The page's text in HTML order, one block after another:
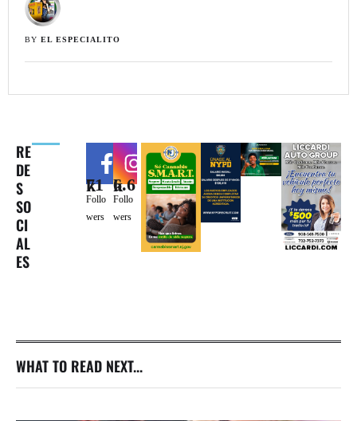
BY EL ESPECIALITO
RE
DE
S
SO
CI
AL
ES
71k
Follo
wers
6.6k
Follo
wers
WHAT TO READ NEXT...